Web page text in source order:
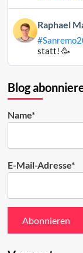
ansehen
Beitrag
von
Raphael
Bluesky
ansehen
Raphael
statt! 🥳
Blog
Name*
E-Mail-Adresse*